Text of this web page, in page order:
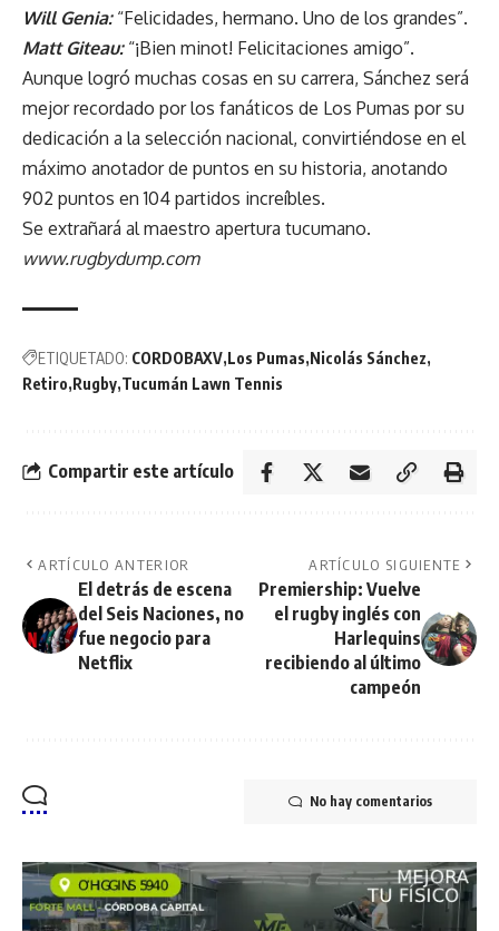
Will Genia:“Felicidades, hermano. Uno de los grandes”.
Matt Giteau:“¡Bien minot! Felicitaciones amigo”.
Aunque logró muchas cosas en su carrera, Sánchez será
mejor recordado por los fanáticos de Los Pumas por su
dedicación a la selección nacional, convirtiéndose en el
máximo anotador de puntos en su historia, anotando
902 puntos en 104 partidos increíbles.
Se extrañará al maestro apertura tucumano.
www.rugbydump.com
ETIQUETADO: CORDOBAXV Los Pumas Nicolás Sánchez
Retiro Rugby Tucumán Lawn Tennis
Compartir este artículo
ARTÍCULO ANTERIOR
El detrás de escena
del Seis Naciones, no
fue negocio para
Netflix
ARTÍCULO SIGUIENTE
Premiership: Vuelve
el rugby inglés con
Harlequins
recibiendo al último
campeón
No hay comentarios